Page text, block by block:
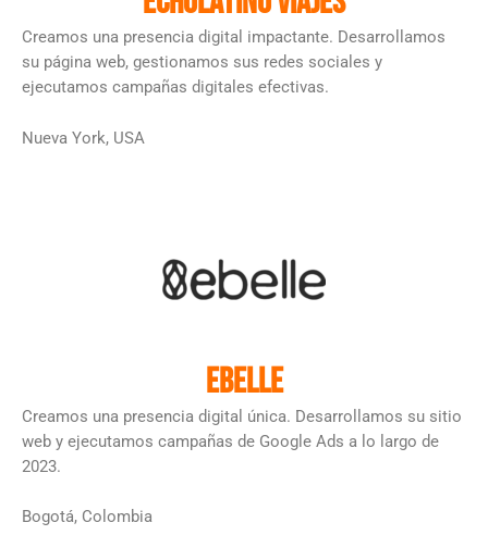
Creamos una presencia digital impactante. Desarrollamos
su página web, gestionamos sus redes sociales y
ejecutamos campañas digitales efectivas.
Nueva York, USA
Ebelle
Creamos una presencia digital única. Desarrollamos su sitio
web y ejecutamos campañas de Google Ads a lo largo de
2023.
Bogotá, Colombia